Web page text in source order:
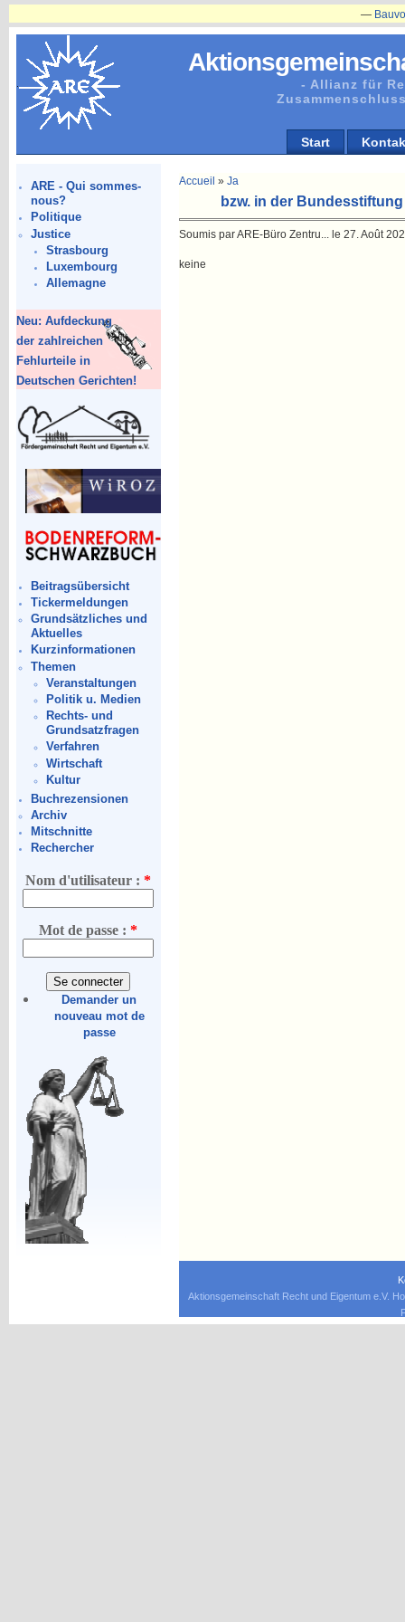
- Allianz für
Start
ARE - Qui sommes-
nous?
Politique
Justice
Strasbourg
Luxembourg
Allemagne
Neu: Aufdeckung
der zahlreichen
Fehlurteile in
Deutschen Gerichten!
Beitragsübersicht
Tickermeldungen
Grundsätzliches und
Aktuelles
Kurzinformationen
Themen
Veranstaltungen
Politik u. Medien
Rechts- und
Grundsatzfragen
Verfahren
Wirtschaft
Kultur
Buchrezensionen
Archiv
Mitschnitte
Rechercher
Nom d'utilisateur :*
Mot de passe :*
Demander un
nouveau mot de
passe
Accueil » Ja
bzw. in der
Soumis par ARE-Büro Zentru... le 27. Août
keine
Aktionsgemeinschaft Recht und Eigentum e.V.